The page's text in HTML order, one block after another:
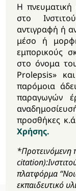
Ποιοι
των
Η πνευματική
στο
αντιγραφή ή
μέσο ή
εμπορικούς
στο όνομα
Prolepsis»
παρόμοια
παραγωγών
προσθήκες
Χρήσης.
*Προτεινόμενη
πλατφόρμα
εκπαιδευτικό